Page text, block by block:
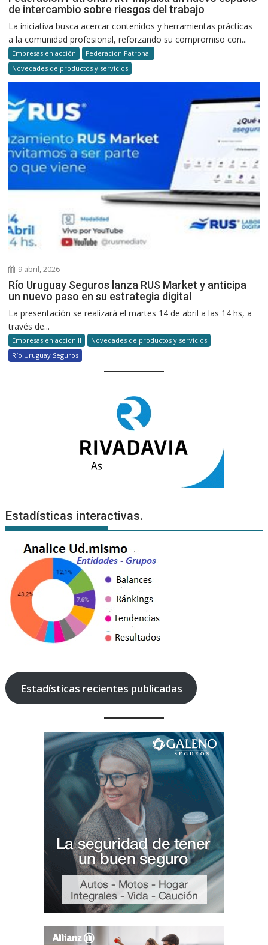
de intercambio sobre riesgos del trabajo
La iniciativa busca acercar contenidos y herramientas prácticas
a la comunidad profesional, reforzando su compromiso con...
Empresas en acción
Federacion Patronal
Novedades de productos y servicios
9 abril, 2026
Río Uruguay Seguros lanza RUS Market y anticipa
un nuevo paso en su estrategia digital
La presentación se realizará el martes 14 de abril a las 14 hs, a
través de...
Empresas en accion II
Novedades de productos y servicios
Río Uruguay Seguros
Estadísticas interactivas.
Estadísticas recientes publicadas